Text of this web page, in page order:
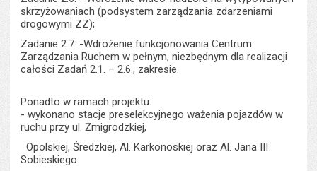
skrzyżowaniach (podsystem zarządzania zdarzeniami
drogowymi ZZ);
Zadanie 2.7. -Wdrożenie funkcjonowania Centrum
Zarządzania Ruchem w pełnym, niezbędnym dla realizacji
całości Zadań 2.1. – 2.6., zakresie.
Ponadto w ramach projektu:
- wykonano stacje preselekcyjnego ważenia pojazdów w
ruchu przy ul. Żmigrodzkiej,
Opolskiej, Średzkiej, Al. Karkonoskiej oraz Al. Jana III
Sobieskiego